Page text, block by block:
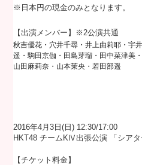
※日本円の現金のみとなります。
【出演メンバー】※2公演共通
秋吉優花・穴井千尋・井上由莉耶・宇
遥・駒田京伽・田島芽瑠・田中菜津美
山田麻莉奈・山本茉央・若田部遥
2016年4月3日(日) 12:30/17:00
HKT48 チームKⅣ出張公演 「シア
【チケット料金】